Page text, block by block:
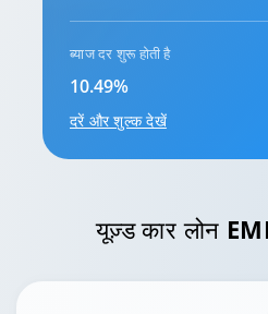
ब्याज दर शुरू होती है
10.49%
दरें और शुल्क देखें
यूज़्डकार लोन